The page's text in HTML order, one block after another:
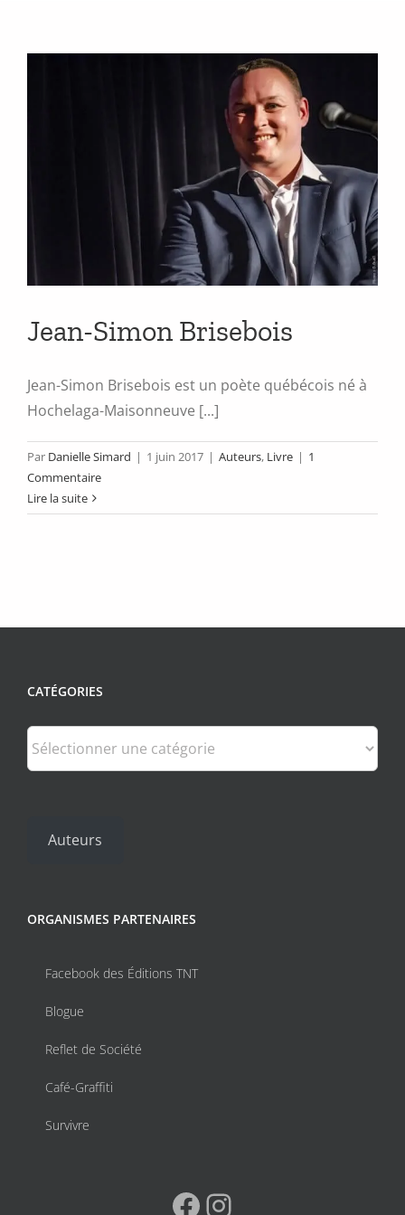
Jean-Simon Brisebois
Jean-Simon Brisebois est un poète québécois né à
Hochelaga-Maisonneuve [...]
Par Danielle Simard | 1 juin 2017 | Auteurs, Livre | 1
Commentaire
Lire la suite
CATÉGORIES
Catégories
Auteurs
ORGANISMES PARTENAIRES
Facebook des Éditions TNT
Blogue
Reflet de Société
Café-Graffiti
Survivre
Facebook